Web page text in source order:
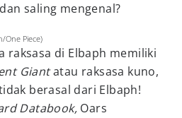
saling mengenal?
One Piece)
raksasa di Elbaph memiliki
Giantatau raksasa kuno,
berasal dari Elbaph!
Databook, Oars